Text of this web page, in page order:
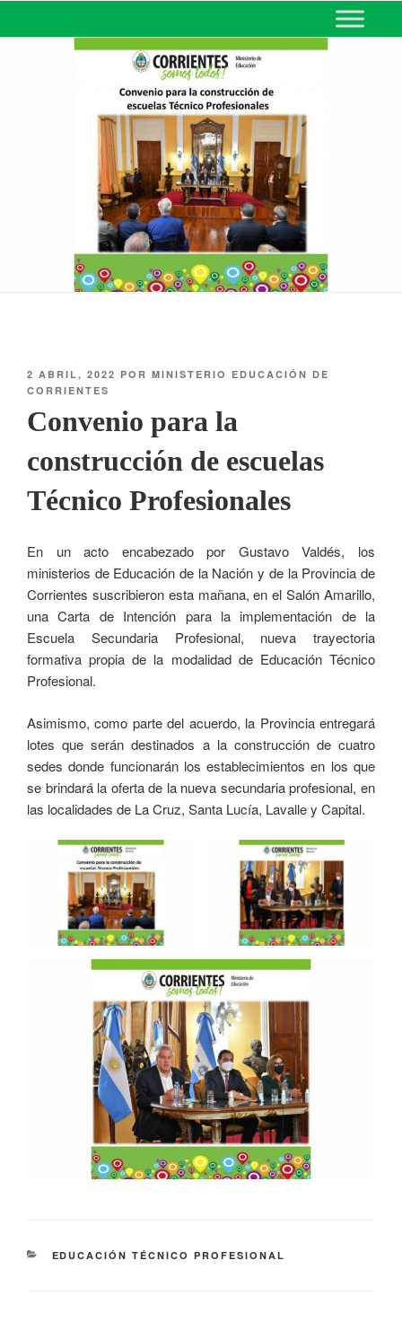
MINISTERIO DE EDUCACIÓN
DE CORRIENTES
2 ABRIL, 2022 POR MINISTERIO EDUCACIÓN DE
CORRIENTES
Convenio para la
construcción de escuelas
Técnico Profesionales
En un acto encabezado por Gustavo Valdés, los
ministerios de Educación de la Nación y de la Provincia de
Corrientes suscribieron esta mañana, en el Salón Amarillo,
una Carta de Intención para la implementación de la
Escuela Secundaria Profesional, nueva trayectoria
formativa propia de la modalidad de Educación Técnico
Profesional.
Asimismo, como parte del acuerdo, la Provincia entregará
lotes que serán destinados a la construcción de cuatro
sedes donde funcionarán los establecimientos en los que
se brindará la oferta de la nueva secundaria profesional, en
las localidades de La Cruz, Santa Lucía, Lavalle y Capital.
EDUCACIÓN TÉCNICO PROFESIONAL